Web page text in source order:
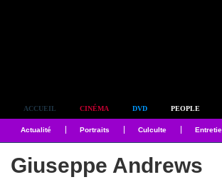
ACCUEIL CINÉMA DVD PEOPLE
Actualité Portraits Culculte
Giuseppe Andrews